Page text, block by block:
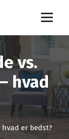
vs.
hvad
er bedst?